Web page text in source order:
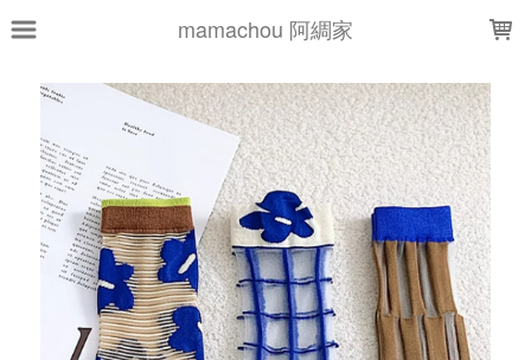
mamachou 阿綢家